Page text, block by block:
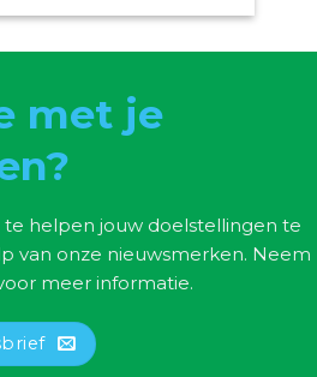
met je
te helpen jouw doelstellingen te
van onze nieuwsmerken. Neem
meer informatie.